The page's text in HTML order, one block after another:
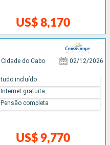
US$ 8,170
Cidade do Cabo 02/12/2026
US$ 9,770
tudo incluído
Internet gratuita
Pensão completa